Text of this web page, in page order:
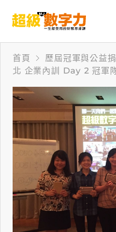
首頁 歷屆冠軍與公益
北 企業內訓 Day 2 冠